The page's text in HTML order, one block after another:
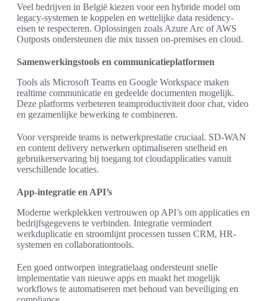
Veel bedrijven in België kiezen voor een hybride model om
legacy-systemen te koppelen en wettelijke data residency-
eisen te respecteren. Oplossingen zoals Azure Arc of AWS
Outposts ondersteunen die mix tussen on-premises en cloud.
Samenwerkingstools en communicatieplatformen
Tools als Microsoft Teams en Google Workspace maken
realtime communicatie en gedeelde documenten mogelijk.
Deze platforms verbeteren teamproductiviteit door chat, video
en gezamenlijke bewerking te combineren.
Voor verspreide teams is netwerkprestatie cruciaal. SD-WAN
en content delivery netwerken optimaliseren snelheid en
gebruikerservaring bij toegang tot cloudapplicaties vanuit
verschillende locaties.
App-integratie en API’s
Moderne werkplekken vertrouwen op API’s om applicaties en
bedrijfsgegevens te verbinden. Integratie vermindert
werkduplicatie en stroomlijnt processen tussen CRM, HR-
systemen en collaborationtools.
Een goed ontworpen integratielaag ondersteunt snelle
implementatie van nieuwe apps en maakt het mogelijk
workflows te automatiseren met behoud van beveiliging en